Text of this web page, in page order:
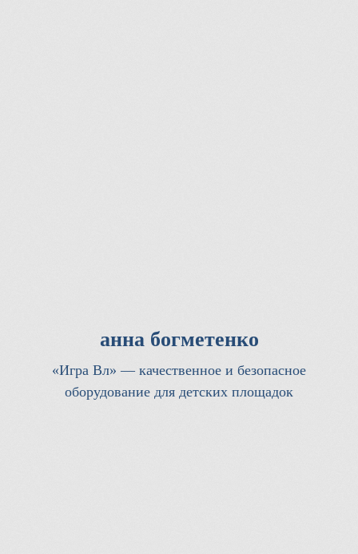
анна богметенко
«Игра Вл» — качественное и безопасное
оборудование для детских площадок